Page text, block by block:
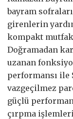
bayram
girenlerin
kompakt
Doğramadan
uzanan
performansı ile
vazgeçilmez
güçlü
çırpma